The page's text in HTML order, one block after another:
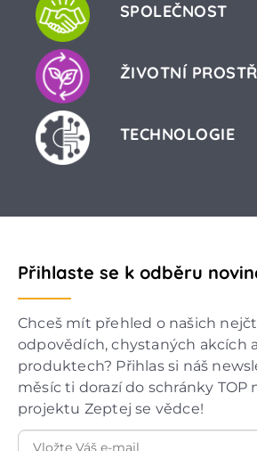
SPOLEČNOST
ŽIVOTNÍ
TECHNOLOGIE
Přihlaste se k odběru
Chceš mít přehled o našich
odpovědích, chystaných akcích
produktech? Přihlas si náš
měsíc ti dorazí do schránky TOP
projektu Zeptej se vědce!